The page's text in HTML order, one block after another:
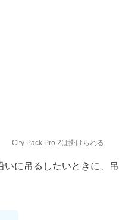
City Pack Pro 2は掛けられる
いに吊るしたいときに、吊